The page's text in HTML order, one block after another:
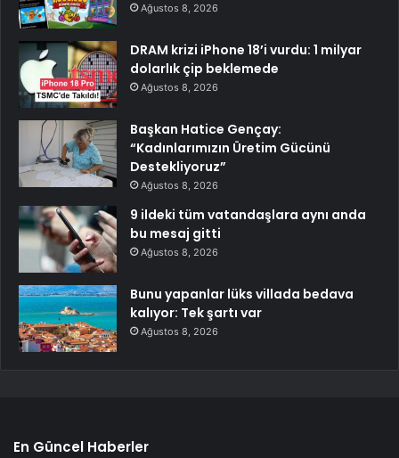
Ağustos 8, 2026
DRAM krizi iPhone 18’i vurdu: 1 milyar
dolarlık çip beklemede
Ağustos 8, 2026
Başkan Hatice Gençay:
“Kadınlarımızın Üretim Gücünü
Destekliyoruz”
Ağustos 8, 2026
9 ildeki tüm vatandaşlara aynı anda
bu mesaj gitti
Ağustos 8, 2026
Bunu yapanlar lüks villada bedava
kalıyor: Tek şartı var
Ağustos 8, 2026
En Güncel Haberler